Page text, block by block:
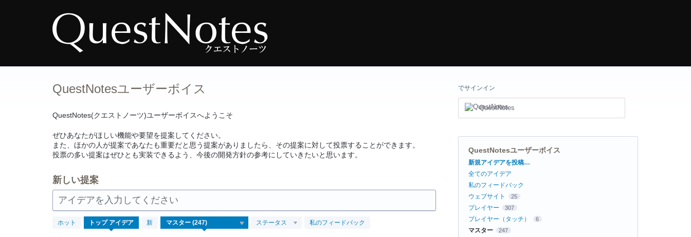
ッ
QuestNotesユーザーボイス
QuestNotes(クエストノーツ)ユーザーボイスへようこそ
ぜひあなたがほしい機能や要望を提案してください。
また、ほかの人が提案であなたも重要だと思う提案がありましたら、その提案に対して投票することができます。
投票の多い提案はぜひとも実装できるよう、今後の開発方針の参考にしていきたいと思います。
新しい提案
アイデアを入力してください
ホット トップ アイデア 新 ステータス 私のフィードバック
247
見
でサインイン
QuestNotes
QuestNotesユーザーボイス
カ
テ
ゴ
新規アイデアを投稿…
全てのアイデア
私のフィードバック
ウェブサイト
25
プレイヤー 307
プレイヤー（タッチ） 6
マスター 247